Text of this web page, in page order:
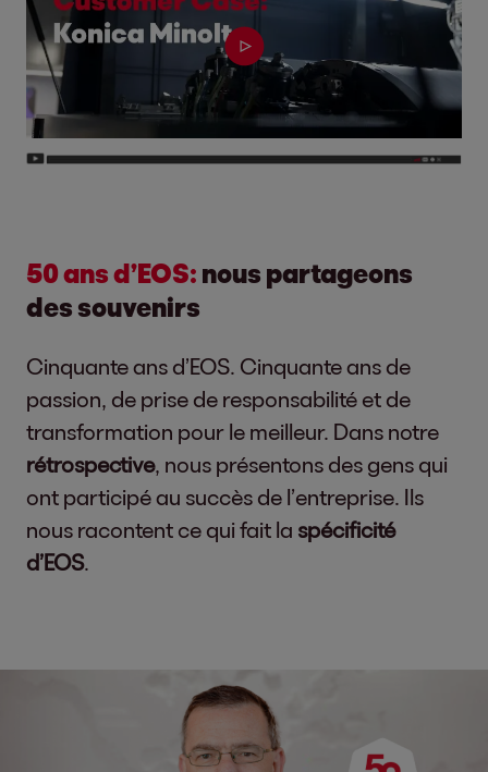
50 ans d’EOS: nous partageons
des souvenirs
Cinquante ans d’EOS. Cinquante ans de
passion, de prise de responsabilité et de
transformation pour le meilleur. Dans notre
rétrospective, nous présentons des gens qui
ont participé au succès de l’entreprise. Ils
nous racontent ce qui fait la spécificité
d’EOS.